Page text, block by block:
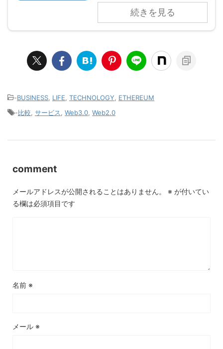
続きを見る
-BUSINESS LIFE TECHNOLOGY
ETHEREUM
-比較 サービス Web3.0 Web2.0
comment
メールアドレスが公開されることはありません。 ※ が付いてい
る欄は必須項目です
名前 ※
メール ※